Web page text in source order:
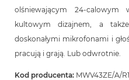
olśniewającym
kultowym dizajnem, a
doskonałymi mikrofonami i
pracują i grają. Lub odwrotnie.
Kod producenta: MWV43ZE/A/